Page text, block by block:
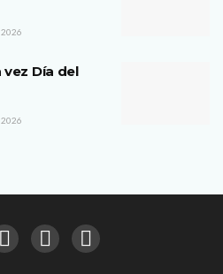
2026
Día del
2026